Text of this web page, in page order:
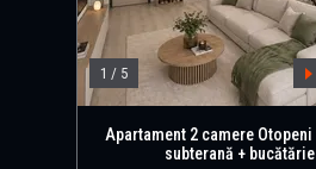
1 / 5
Apartament 2 camere
subterană +